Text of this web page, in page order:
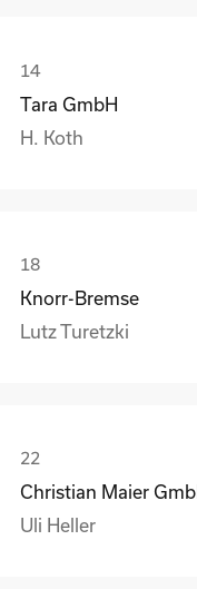
Tara GmbH
H. Koth
Knorr-Bremse
Lutz Turetzki
Uli Heller